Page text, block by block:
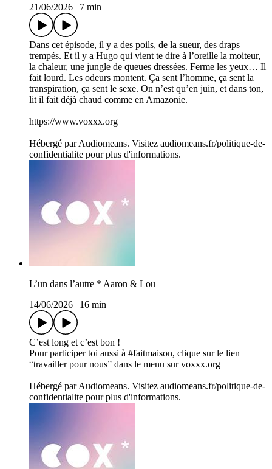
21/06/2026
7 min
Dans cet épisode, il y a des poils, de la sueur, des draps
trempés. Et il y a Hugo qui vient te dire à l’oreille la moiteur,
la chaleur, une jungle de queues dressées. Ferme les yeux… Il
fait lourd. Les odeurs montent. Ça sent l’homme, ça sent la
transpiration, ça sent le sexe. On n’est qu’en juin, et dans ton,
lit il fait déjà chaud comme en Amazonie.
https://www.voxxx.org
Hébergé par Audiomeans. Visitez audiomeans.fr/politique-de-
confidentialite pour plus d'informations.
L’un dans l’autre * Aaron & Lou
14/06/2026
16 min
C’est long et c’est bon !
Pour participer toi aussi à #faitmaison, clique sur le lien
“travailler pour nous” dans le menu sur voxxx.org
Hébergé par Audiomeans. Visitez audiomeans.fr/politique-de-
confidentialite pour plus d'informations.